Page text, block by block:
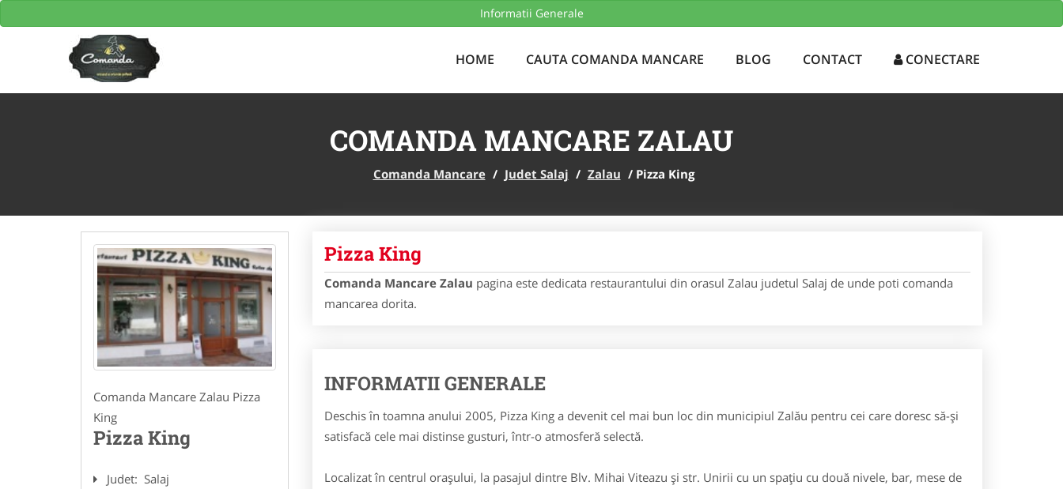
HOME CAUTA COMANDA MANCARE BLOG CONTACT CONECTARE
COMANDA MANCARE ZALAU
Comanda Mancare / Judet Salaj / Zalau / Pizza King
Comanda Mancare Zalau Pizza
King
Pizza King
Judet: Salaj
Pizza King
Comanda Mancare Zalau pagina este dedicata restaurantului din orasul Zalau judetul Salaj de unde poti comanda
mancarea dorita.
Informatii Generale
INFORMATII GENERALE
Deschis în toamna anului 2005, Pizza King a devenit cel mai bun loc din municipiul Zalău pentru cei care doresc să-şi
satisfacă cele mai distinse gusturi, într-o atmosferă selectă.
Localizat în centrul oraşului, la pasajul dintre Blv. Mihai Viteazu şi str. Unirii cu un spaţiu cu două nivele, bar, mese de